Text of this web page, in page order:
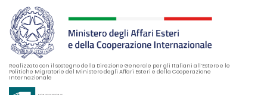
Realizzato con il sostegno della Direzione Generale per gli Italiani all’Estero e le
Politiche Migratorie del Ministero degli Affari Esteri e della Cooperazione
Internazionale